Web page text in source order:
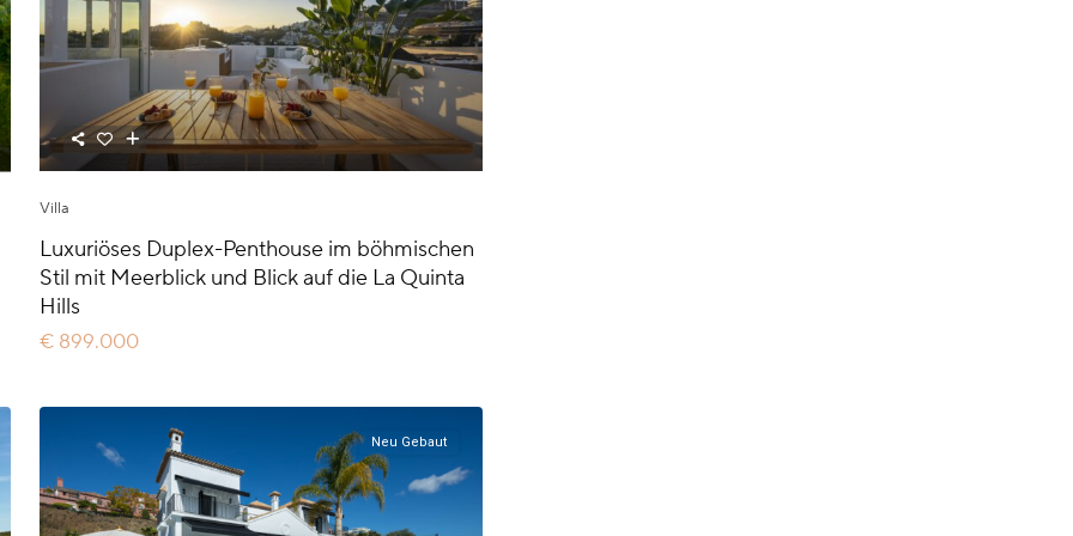
Villa
Luxuriöses Duplex-Penthouse im böhmischen
Stil mit Meerblick und Blick auf die La Quinta
Hills
€ 899.000
Neu Gebaut